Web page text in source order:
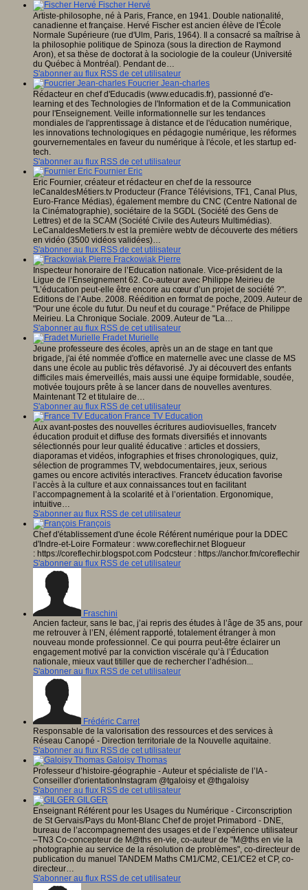
Fischer Hervé
Artiste-philosophe, né à Paris, France, en 1941. Double nationalité,
canadienne et française. Hervé Fischer est ancien élève de l'École
Normale Supérieure (rue d'Ulm, Paris, 1964). Il a consacré sa maîtrise à
la philosophie politique de Spinoza (sous la direction de Raymond
Aron), et sa thèse de doctorat à la sociologie de la couleur (Université
du Québec à Montréal). Pendant de…
S'abonner au flux RSS de cet utilisateur
Foucrier Jean-charles
Rédacteur en chef d'Educadis (www.educadis.fr), passionné d'e-
learning et des Technologies de l'Information et de la Communication
pour l'Enseignement. Veille informationnelle sur les tendances
mondiales de l'apprentissage à distance et de l'éducation numérique,
les innovations technologiques en pédagogie numérique, les réformes
gourvernementales en faveur du numérique à l'école, et les startup ed-
tech.
S'abonner au flux RSS de cet utilisateur
Fournier Eric
Eric Fournier, créateur et rédacteur en chef de la ressource
leCanaldesMétiers.tv Producteur (France Télévisions, TF1, Canal Plus,
Euro-France Médias), également membre du CNC (Centre National de
la Cinématographie), sociétaire de la SGDL (Société des Gens de
Lettres) et de la SCAM (Société Civile des Auteurs Multimédias).
LeCanaldesMetiers.tv est la première webtv de découverte des métiers
en vidéo (3500 vidéos validées)…
S'abonner au flux RSS de cet utilisateur
Frackowiak Pierre
Inspecteur honoraire de l’Education nationale. Vice-président de la
Ligue de l’Enseignement 62. Co-auteur avec Philippe Meirieu de
"L’éducation peut-elle être encore au cœur d’un projet de société ?".
Editions de l’Aube. 2008. Réédition en format de poche, 2009. Auteur de
"Pour une école du futur. Du neuf et du courage." Préface de Philippe
Meirieu. La Chronique Sociale. 2009. Auteur de "La…
S'abonner au flux RSS de cet utilisateur
Fradet Murielle
Jeune professeure des écoles, après un an de stage en tant que
brigade, j'ai été nommée d'office en maternelle avec une classe de MS
dans une école au public très défavorisé. J'y ai découvert des enfants
difficiles mais émerveillés, mais aussi une équipe formidable, soudée,
motivée toujours prête à se lancer dans de nouvelles aventures.
Maintenant T2 et titulaire de…
S'abonner au flux RSS de cet utilisateur
France TV Education
Aux avant-postes des nouvelles écritures audiovisuelles, francetv
éducation produit et diffuse des formats diversifiés et innovants
sélectionnés pour leur qualité éducative : articles et dossiers,
diaporamas et vidéos, infographies et frises chronologiques, quiz,
sélection de programmes TV, web­documentaires, jeux, serious
games ou encore activités interactives. Francetv éducation favorise
l’accès à la culture et aux connaissances tout en facilitant
l’accompagnement à la scolarité et à l’orientation. Ergonomique,
intuitive…
S'abonner au flux RSS de cet utilisateur
François
Chef d'établissement d'une école Référent numérique pour la DDEC
d'Indre-et-Loire Formateur : www.coreflechir.net Blogueur
: https://coreflechir.blogspot.com Podcsteur : https://anchor.fm/coreflechir
S'abonner au flux RSS de cet utilisateur
Fraschini
Ancien facteur, sans le bac, j’ai repris des études à l’âge de 35 ans, pour
me retrouver à l’EN, élément rapporté, totalement étranger à mon
nouveau monde professionnel. Ce qui pourra peut-être éclairer un
engagement motivé par la conviction viscérale qu’à l’Éducation
nationale, mieux vaut titiller que de rechercher l’adhésion...
S'abonner au flux RSS de cet utilisateur
Frédéric Carret
Responsable de la valorisation des ressources et des services à
Réseau Canopé - Direction territoriale de la Nouvelle aquitaine.
S'abonner au flux RSS de cet utilisateur
Galoisy Thomas
Professeur d’histoire-géographie - Auteur et spécialiste de l’IA -
Conseiller d'orientationInstagram @tgaloisy et @thgaloisy
S'abonner au flux RSS de cet utilisateur
GILGER
Enseignant Référent pour les Usages du Numérique - Circonscription
de St Gervais/Pays du Mont-Blanc Chef de projet Primabord - DNE,
bureau de l’accompagnement des usages et de l’expérience utilisateur
–TN3 Co-concepteur de M@ths en-vie, co-auteur de "M@ths en vie la
photographie au service de la résolution de problèmes", co-directeur de
publication du manuel TANDEM Maths CM1/CM2, CE1/CE2 et CP, co-
directeur…
S'abonner au flux RSS de cet utilisateur